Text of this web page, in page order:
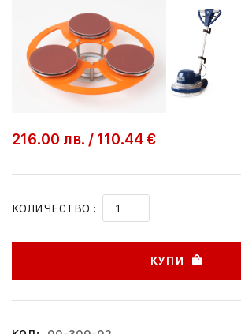
216.00 лв. / 110.44 €
КОЛИЧЕСТВО :
КУПИ